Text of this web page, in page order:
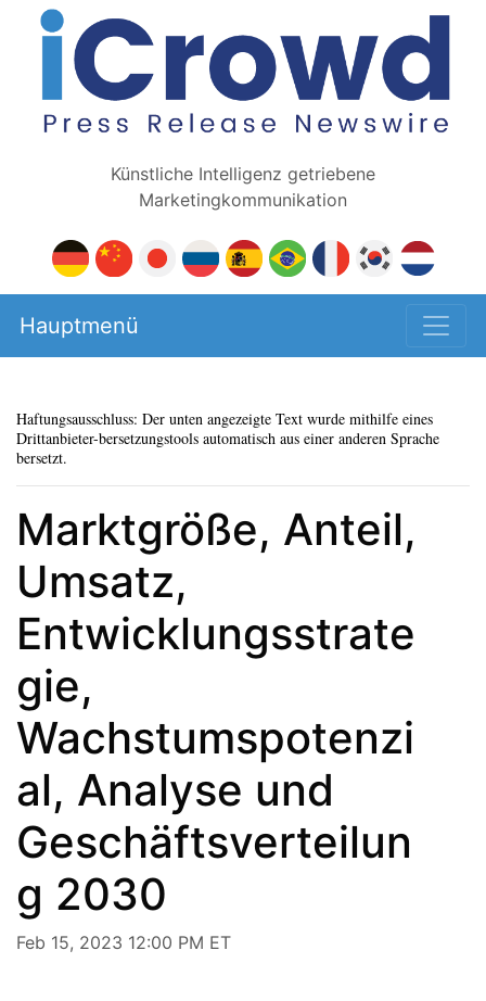
Künstliche Intelligenz getriebene
Marketingkommunikation
Hauptmenü
Haftungsausschluss: Der unten angezeigte Text wurde mithilfe eines
Drittanbieter-bersetzungstools automatisch aus einer anderen Sprache
bersetzt.
Marktgröße, Anteil,
Umsatz,
Entwicklungsstrate
gie,
Wachstumspotenzi
al, Analyse und
Geschäftsverteilun
g 2030
Feb 15, 2023 12:00 PM ET